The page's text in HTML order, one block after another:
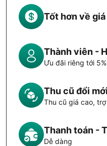
Tốt hơn về giá
Thành viên -
Ưu đãi riêng tới 5%
Thu cũ đổi mới
Thu cũ giá cao,
Thanh toán -
Dễ dàng